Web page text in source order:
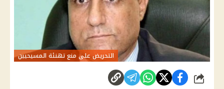
التحريض على منع تهنئة المسيحيين
شارك